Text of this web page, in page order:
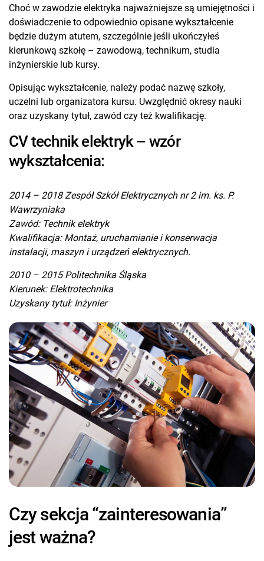
Choć w zawodzie elektryka najważniejsze są umiejętności i
doświadczenie to odpowiednio opisane wykształcenie
będzie dużym atutem, szczególnie jeśli ukończyłeś
kierunkową szkołę – zawodową, technikum, studia
inżynierskie lub kursy.
Opisując wykształcenie, należy podać nazwę szkoły,
uczelni lub organizatora kursu. Uwzględnić okresy nauki
oraz uzyskany tytuł, zawód czy też kwalifikację.
CV technik elektryk – wzór
wykształcenia:
2014 – 2018 Zespół Szkół Elektrycznych nr 2 im. ks. P.
Wawrzyniaka
Zawód: Technik elektryk
Kwalifikacja: Montaż, uruchamianie i konserwacja
instalacji, maszyn i urządzeń elektrycznych.
2010 – 2015 Politechnika Śląska
Kierunek: Elektrotechnika
Uzyskany tytuł: Inżynier
Czy sekcja “zainteresowania”
jest ważna?